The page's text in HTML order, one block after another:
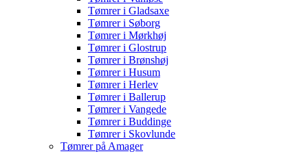
Tømrer i Gladsaxe
Tømrer i Søborg
Tømrer i Mørkhøj
Tømrer i Glostrup
Tømrer i Brønshøj
Tømrer i Husum
Tømrer i Herlev
Tømrer i Ballerup
Tømrer i Vangede
Tømrer i Buddinge
Tømrer i Skovlunde
Tømrer på Amager